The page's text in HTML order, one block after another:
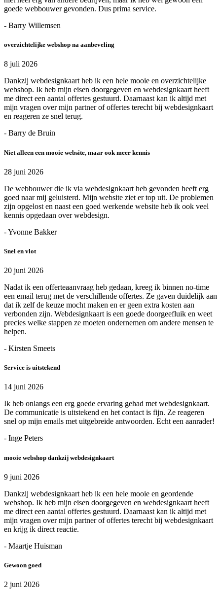
goede webbouwer gevonden. Dus prima service.
- Barry Willemsen
overzichtelijke webshop na aanbeveling
8 juli 2026
Dankzij webdesignkaart heb ik een hele mooie en overzichtelijke
webshop. Ik heb mijn eisen doorgegeven en webdesignkaart heeft
me direct een aantal offertes gestuurd. Daarnaast kan ik altijd met
mijn vragen over mijn partner of offertes terecht bij webdesignkaart
en reageren ze snel terug.
- Barry de Bruin
Niet alleen een mooie website, maar ook meer kennis
28 juni 2026
De webbouwer die ik via webdesignkaart heb gevonden heeft erg
goed naar mij geluisterd. Mijn website ziet er top uit. De problemen
zijn opgelost en naast een goed werkende website heb ik ook veel
kennis opgedaan over webdesign.
- Yvonne Bakker
Snel en vlot
20 juni 2026
Nadat ik een offerteaanvraag heb gedaan, kreeg ik binnen no-time
een email terug met de verschillende offertes. Ze gaven duidelijk aan
dat ik zelf de keuze mocht maken en er geen extra kosten aan
verbonden zijn. Webdesignkaart is een goede doorgeefluik en weet
precies welke stappen ze moeten ondernemen om andere mensen te
helpen.
- Kirsten Smeets
Service is uitstekend
14 juni 2026
Ik heb onlangs een erg goede ervaring gehad met webdesignkaart.
De communicatie is uitstekend en het contact is fijn. Ze reageren
snel op mijn emails met uitgebreide antwoorden. Echt een aanrader!
- Inge Peters
mooie webshop dankzij webdesignkaart
9 juni 2026
Dankzij webdesignkaart heb ik een hele mooie en geordende
webshop. Ik heb mijn eisen doorgegeven en webdesignkaart heeft
me direct een aantal offertes gestuurd. Daarnaast kan ik altijd met
mijn vragen over mijn partner of offertes terecht bij webdesignkaart
en krijg ik direct reactie.
- Maartje Huisman
Gewoon goed
2 juni 2026